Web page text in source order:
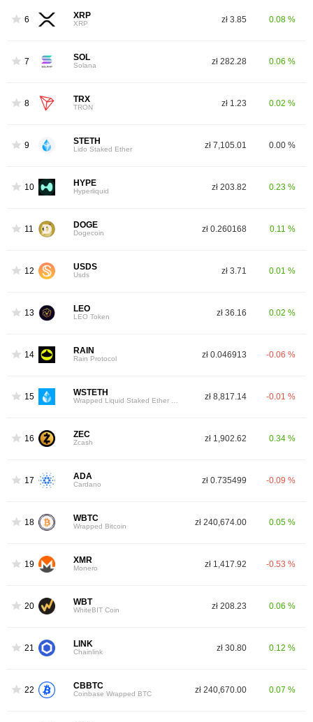
6 XRP
XRP zł 3.85 0.08 %
7 SOL
Solana zł 282.28 0.06 %
8 TRX
TRON zł 1.23 0.02 %
9 STETH
Lido Staked Ether zł 7,105.01 0.00 %
10 HYPE
Hyperliquid zł 203.82 0.23 %
11 DOGE
Dogecoin zł 0.260168 0.11 %
12 USDS
Usds zł 3.71 0.01 %
13 LEO
LEO Token zł 36.16 0.02 %
14 RAIN
Rain Protocol zł 0.046913 -0.06 %
15 WSTETH zł 8,817.14 -0.01 %
16 ZEC
Zcash zł 1,902.62 0.34 %
17 ADA
Cardano zł 0.735499 -0.09 %
18 WBTC
Wrapped Bitcoin zł 240,674.00 0.05 %
19 XMR
Monero zł 1,417.92 -0.53 %
20 WBT
WhiteBIT Coin zł 208.23 0.06 %
21 LINK
Chainlink zł 30.80 0.12 %
22 CBBTC
Coinbase Wrapped BTC zł 240,670.00 0.07 %